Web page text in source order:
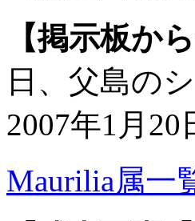
【掲示板か
日、父島の
2007年1月
Maurilia属一